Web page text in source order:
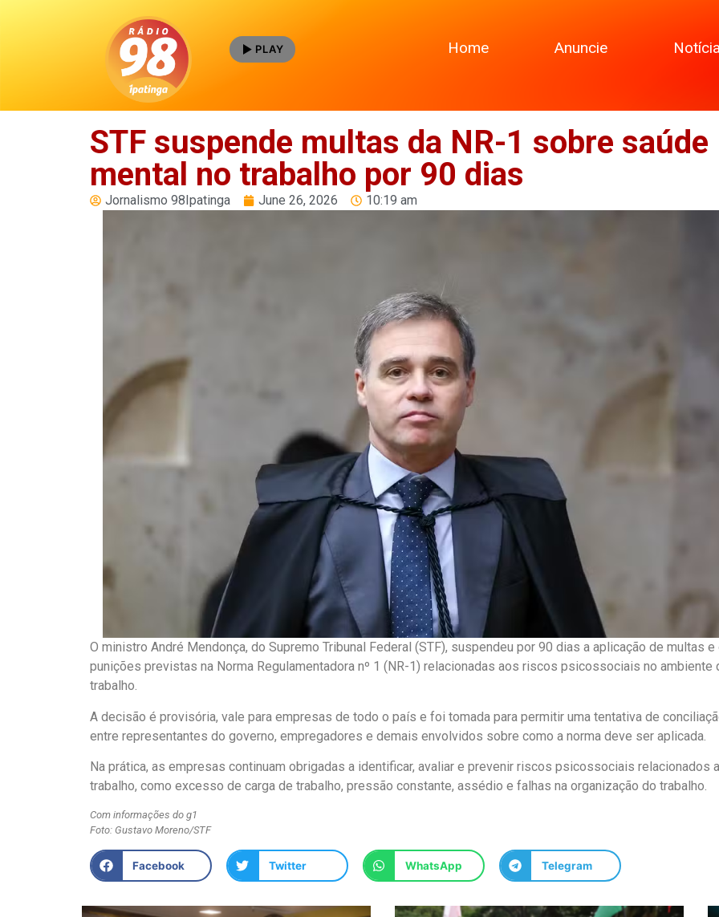
PLAY Home Anuncie
STF suspende multas da NR-1 sobre saúde
mental no trabalho por 90 dias
Jornalismo 98Ipatinga June 26, 2026 10:19 am
O ministro André Mendonça, do Supremo Tribunal Federal (STF), suspendeu por 90 dias a aplicação de multas e
punições previstas na Norma Regulamentadora nº 1 (NR-1) relacionadas aos riscos psicossociais no ambiente
trabalho.
A decisão é provisória, vale para empresas de todo o país e foi tomada para permitir uma tentativa de
entre representantes do governo, empregadores e demais envolvidos sobre como a norma deve ser aplicada.
Na prática, as empresas continuam obrigadas a identificar, avaliar e prevenir riscos psicossociais relacionados
trabalho, como excesso de carga de trabalho, pressão constante, assédio e falhas na organização do trabalho.
Com informações do g1
Foto: Gustavo Moreno/STF
Facebook Twitter WhatsApp Telegram